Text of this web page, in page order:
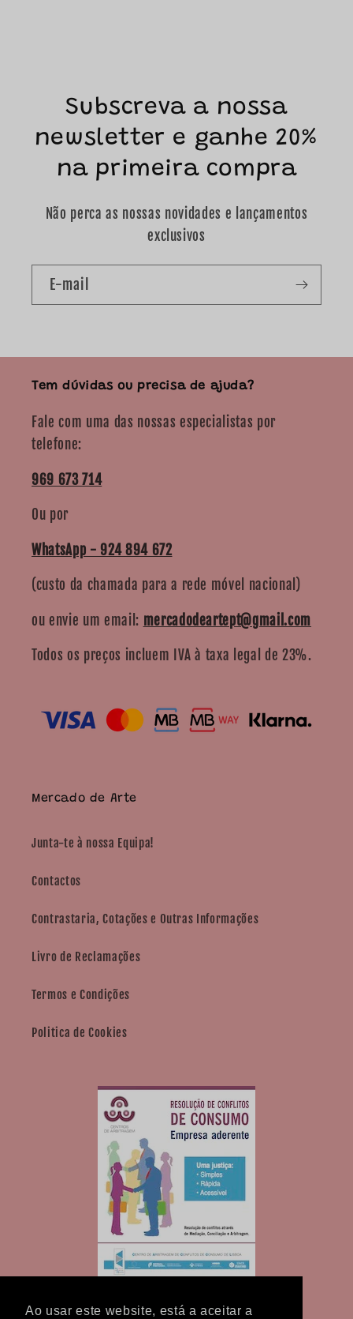
Ao usar este website, está a aceitar a
Subscreva a nossa
newsletter e ganhe 20%
na primeira compra
Não perca as nossas novidades e lançamentos
exclusivos
E-mail
Tem dúvidas ou precisa de ajuda?
Fale com uma das nossas especialistas por
telefone:
969 673 714
Ou por
WhatsApp - 924 894 672
(custo da chamada para a rede móvel nacional)
ou envie um email: mercadodeartept@gmail.com
Todos os preços incluem IVA à taxa legal de 23%.
Mercado de Arte
Junta-te à nossa Equipa!
Contactos
Contrastaria, Cotações e Outras Informações
Livro de Reclamações
Termos e Condições
Politica de Cookies